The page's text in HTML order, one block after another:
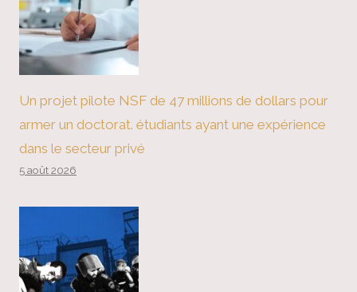
Un projet pilote NSF de 47 millions de dollars pour
armer un doctorat. étudiants ayant une expérience
dans le secteur privé
5 août 2026